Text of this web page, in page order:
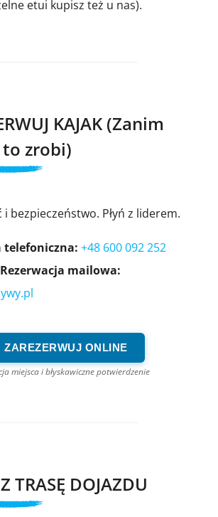
etui kupisz też u nas).
KAJAK (Zanim
zrobi)
bezpieczeństwo. Płyń z liderem.
telefoniczna: +48 600 092 252
Rezerwacja mailowa:
ZAREZERWUJ ONLINE
miejsca i błyskawiczne potwierdzenie
TRASĘ DOJAZDU